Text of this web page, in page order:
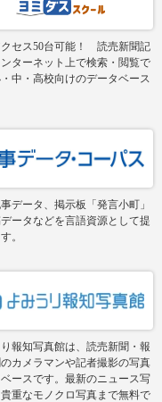
クセス50台可能！ 読売新聞記
ターネット上で検索・閲覧で
中・高校向けのデータベース
データ、掲示板「発言小町」
ータなどを言語資源として提
。
報知写真館は、読売新聞・報
カメラマンや記者撮影の写真
ースです。最新のニュース写
重なモノクロ写真まで無料で